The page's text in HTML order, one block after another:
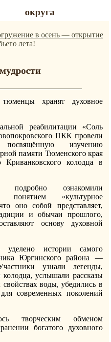
округа
в осень — открытие
лета!
хранят духовное
реабилитации «Соль
ПКК провели
посвящённую изучению
памяти Тюменского края
колодца в
подробно ознакомили
«культурное
оно собой представляет,
и обычаи прошлого,
основу духовной
истории самого
Юргинского района —
узнали легенды,
услышали рассказы
воды, убедились в
современных поколений
творческим обменом
богатого духовного